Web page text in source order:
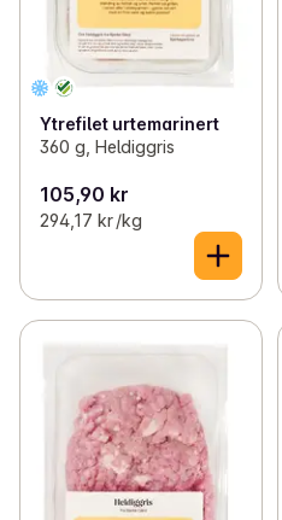
Ytrefilet urtemarinert
360 g, Heldiggris
105,90 kr
294,17 kr /kg